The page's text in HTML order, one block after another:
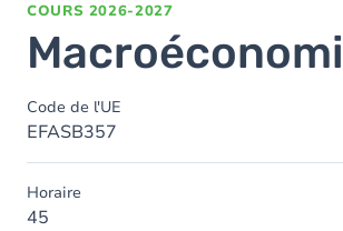
COURS 2026-2027
Code de l'UE
EFASB357
Horaire
45